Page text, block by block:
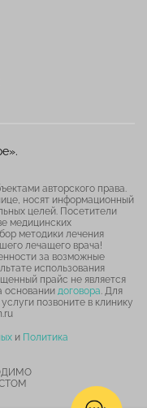
авторского права.
носят информационный
целей. Посетители
медицинских
методики лечения
лечащего врача!
за возможные
использования
прайс не является
основании договора. Для
позвоните в клинику
и Политика